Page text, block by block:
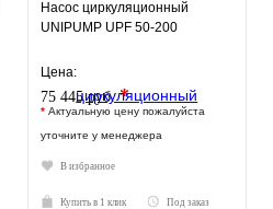
Насос циркуляционный
UNIPUMP UPF 50-200
Цена:
75 445 руб.*
* Актуальную цену пожалуйста
уточните у менеджера
В избранное
Купить в 1 клик Под заказ